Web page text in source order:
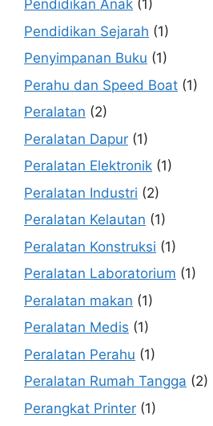
Pendidikan Anak (1)
Pendidikan Sejarah (1)
Penyimpanan Buku (1)
Perahu dan Speed Boat (1)
Peralatan (2)
Peralatan Dapur (1)
Peralatan Elektronik (1)
Peralatan Industri (2)
Peralatan Kelautan (1)
Peralatan Konstruksi (1)
Peralatan Laboratorium (1)
Peralatan makan (1)
Peralatan Medis (1)
Peralatan Perahu (1)
Peralatan Rumah Tangga (2)
Perangkat Printer (1)